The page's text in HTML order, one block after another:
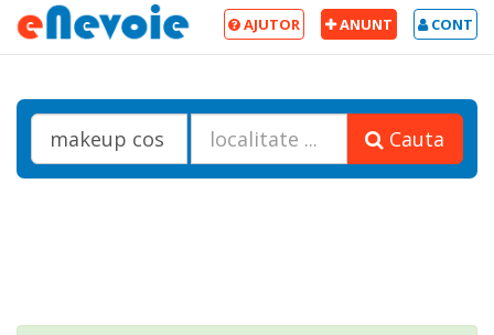
CONT
ANUNT
AJUTOR
Cauta